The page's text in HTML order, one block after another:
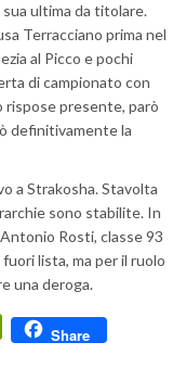
ultima da titolare.
Terracciano prima nel
al Picco e pochi
di campionato con
rispose presente, parò
definitivamente la
a Strakosha. Stavolta
sono stabilite. In
Rosti, classe 93
lista, ma per il ruolo
una deroga.
PrintFriendly
Share